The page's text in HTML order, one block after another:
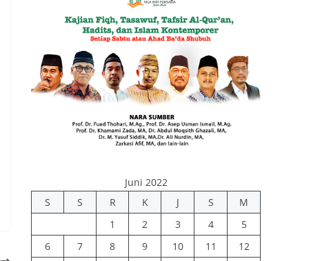
Juni 2022
S
S R K J S
M
1
2 3 4
5
6
7 8 9 10 11
12